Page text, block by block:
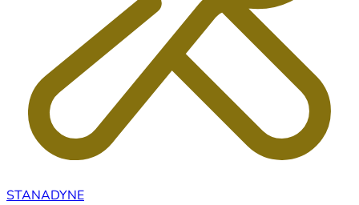
STANADYNE